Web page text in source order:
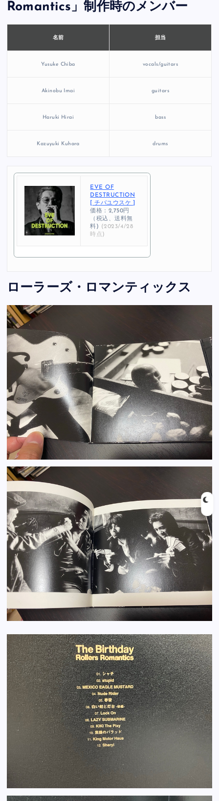
Romantics」制作時のメンバー
名前 担当
Yusuke Chiba vocals/guitars
Akinobu Imai guitars
Haruki Hirai bass
Kazuyuki Kuhara drums
EVE OF
DESTRUCTION
[ チバユウスケ ]
価格：2,750円
（税込、送料無
料) (2023/4/28
時点)
ローラーズ・ロマンティックス